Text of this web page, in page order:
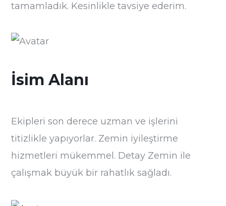
tamamladık. Kesinlikle tavsiye ederim.
İsim Alanı
Ekipleri son derece uzman ve işlerini
titizlikle yapıyorlar. Zemin iyileştirme
hizmetleri mükemmel. Detay Zemin ile
çalışmak büyük bir rahatlık sağladı.